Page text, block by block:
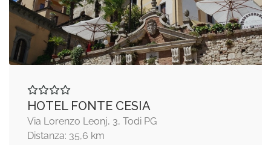
HOTEL FONTE CESIA
Via Lorenzo Leonj, 3, Todi PG
Distanza: 35,6 km